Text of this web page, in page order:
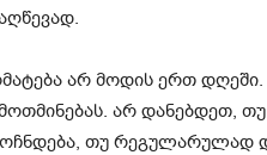
არ მოდის ერთ
არ დანებდეთ,
თუ რეგულარულად